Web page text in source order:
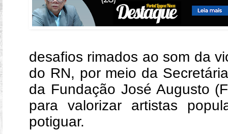
desafios rimados ao som da
do RN, por meio da
da Fundação José Augusto
para valorizar artistas
potiguar.